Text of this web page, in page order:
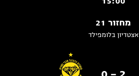
מחזור 21
אצטדיון בלומפילד